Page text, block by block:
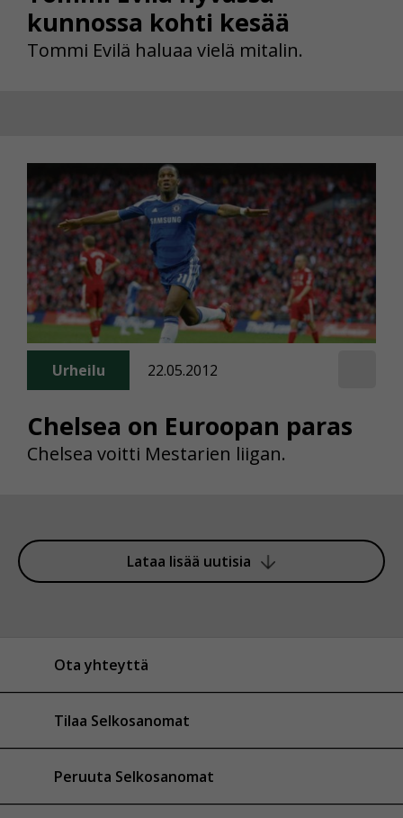
kunnossa kohti kesää
Tommi Evilä haluaa vielä mitalin.
Chelsea on Euroopan paras
Urheilu 22.05.2012
Chelsea voitti Mestarien liigan.
Lataa lisää uutisia
Ota yhteyttä
Tilaa Selkosanomat
Peruuta Selkosanomat